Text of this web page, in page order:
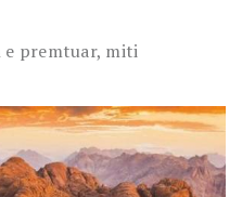
e premtuar, miti